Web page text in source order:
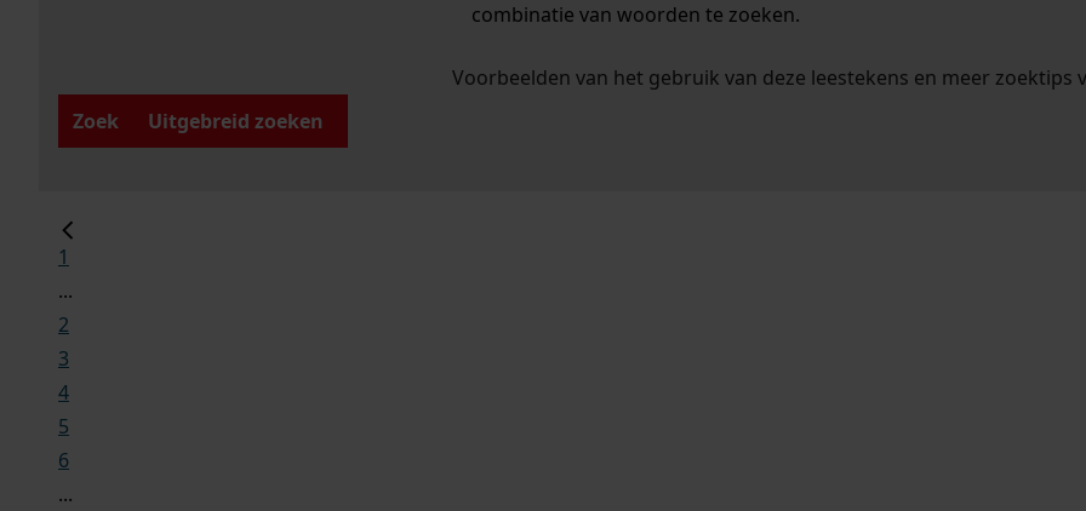
combinatie van woorden te zoeken.
Voorbeelden van het gebruik van deze leestekens en meer zoektips
Zoek
Uitgebreid zoeken
1
...
2
3
4
5
6
...